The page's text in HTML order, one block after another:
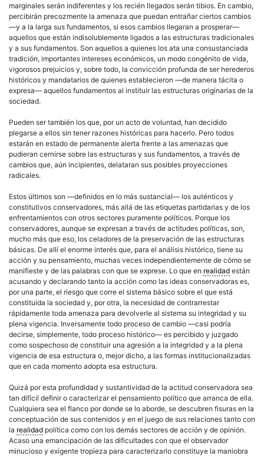
marginales serán indiferentes y los recién llegados serán tibios. En cambio,
percibirán precozmente la amenaza que puedan entrañar ciertos cambios
—y a la larga sus fundamentos, si esos cambios llegaran a prosperar—
aquellos que están indisolublemente ligados a las estructuras tradicionales
y a sus fundamentos. Son aquellos a quienes los ata una consustanciada
tradición, importantes intereses económicos, un modo congénito de vida,
vigorosos prejuicios y, sobre todo, la convicción profunda de ser herederos
históricos y mandatarios de quienes establecieron —de manera tácita o
expresa— aquellos fundamentos al instituir las estructuras originarias de la
sociedad.
Pueden ser también los que, por un acto de voluntad, han decidido
plegarse a ellos sin tener razones históricas para hacerlo. Pero todos
estarán en estado de permanente alerta frente a las amenazas que
pudieran cernirse sobre las estructuras y sus fundamentos, a través de
cambios que, aún incipientes, delataran sus posibles proyecciones
radicales.
Estos últimos son —definidos en lo más sustancial— los auténticos y
constitutivos conservadores, más allá de las etiquetas partidarias y de los
enfrentamientos con otros sectores puramente políticos. Porque los
conservadores, aunque se expresan a través de actitudes políticas, son,
mucho más que eso, los celadores de la preservación de las estructuras
básicas. De allí el enorme interés que, para el análisis histórico, tiene su
acción y su pensamiento, muchas veces independientemente de cómo se
manifieste y de las palabras con que se exprese. Lo que en realidad están
acusando y declarando tanto la acción como las ideas conservadoras es,
por una parte, el riesgo que corre el sistema básico sobre el que está
constituida la sociedad y, por otra, la necesidad de contrarrestar
rápidamente toda amenaza para devolverle al sistema su integridad y su
plena vigencia. Inversamente todo proceso de cambio —casi podría
decirse, simplemente, todo proceso histórico— es percibido y juzgado
como sospechoso de constituir una agresión a la integridad y a la plena
vigencia de esa estructura o, mejor dicho, a las formas institucionalizadas
que en cada momento adopta esa estructura.
Quizá por esta profundidad y sustantividad de la actitud conservadora sea
tan difícil definir o caracterizar el pensamiento político que arranca de ella.
Cualquiera sea el flanco por donde se lo aborde, se descubren fisuras en la
conceptuación de sus contenidos y en el juego de sus relaciones tanto con
la realidad política como con los demás sectores de acción y de opinión.
Acaso una emancipación de las dificultades con que el observador
minucioso y exigente tropieza para caracterizarlo constituye la maniobra